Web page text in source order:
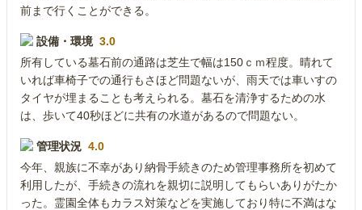
前まで行くことができる。
設備・環境 3.0
所有している墓石前の通路は芝生で幅は150ｃｍ程度。晴れて
いれば車椅子での通行もさほど問題ないが、雨天では車いすの
タイヤが埋まることも考えられる。墓石を清浄するための水
は、歩いて40秒ほどに共有の水道があるので問題ない。
管理状況 4.0
今年、親族に不幸があり納骨手続きのため管理事務所を初めて
利用したが、手続きの流れを親切に説明してもらいありがたか
った。霊園全体もカラス対策などを実施しており特に不満はな